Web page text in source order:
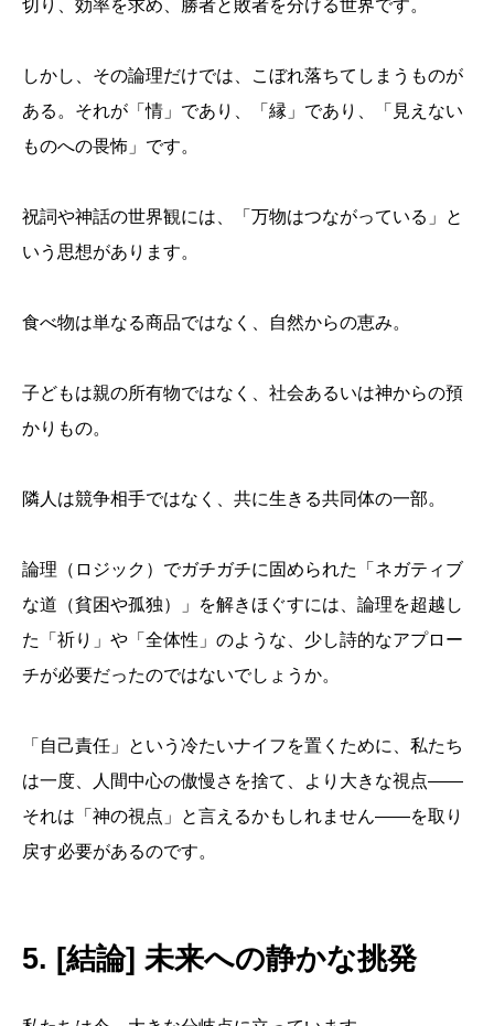
切り、効率を求め、勝者と敗者を分ける世界です。
しかし、その論理だけでは、こぼれ落ちてしまうものが
ある。それが「情」であり、「縁」であり、「見えない
ものへの畏怖」です。
祝詞や神話の世界観には、「万物はつながっている」と
いう思想があります。
食べ物は単なる商品ではなく、自然からの恵み。
子どもは親の所有物ではなく、社会あるいは神からの預
かりもの。
隣人は競争相手ではなく、共に生きる共同体の一部。
論理（ロジック）でガチガチに固められた「ネガティブ
な道（貧困や孤独）」を解きほぐすには、論理を超越し
た「祈り」や「全体性」のような、少し詩的なアプロー
チが必要だったのではないでしょうか。
「自己責任」という冷たいナイフを置くために、私たち
は一度、人間中心の傲慢さを捨て、より大きな視点――
それは「神の視点」と言えるかもしれません――を取り
戻す必要があるのです。
5. [結論] 未来への静かな挑発